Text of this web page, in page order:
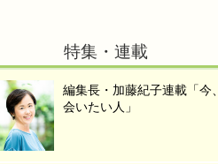
特集・連載
編集長・加藤紀子連載「今、
会いたい人」